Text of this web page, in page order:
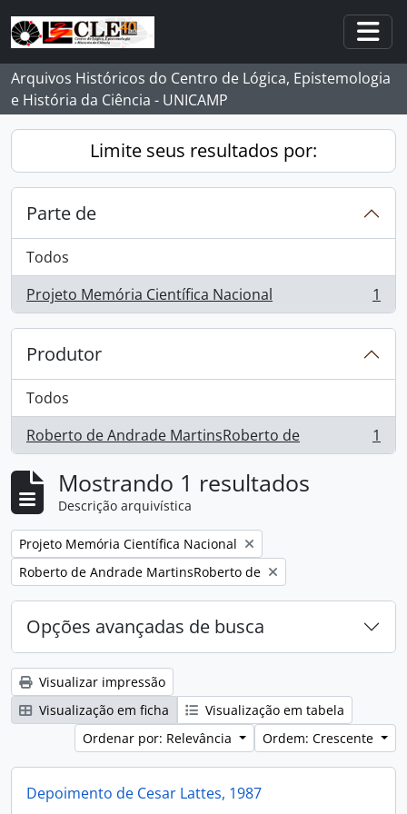
Skip to main content
Arquivos Históricos do Centro de Lógica, Epistemologia
e História da Ciência - UNICAMP
Limite seus resultados por:
Parte de
Todos
Projeto Memória Científica Nacional
, 1 resultados 1
Produtor
Todos
Roberto de Andrade MartinsRoberto de
, 1 resultados 1
Mostrando 1 resultados
Descrição arquivística
Remover filtro:
Projeto Memória Científica Nacional
Remover filtro:
Roberto de Andrade MartinsRoberto de
Opções avançadas de busca
Visualizar impressão
Visualização em ficha
Visualização em tabela
Ordenar por: Relevância
Ordem: Crescente
Depoimento de Cesar Lattes, 1987